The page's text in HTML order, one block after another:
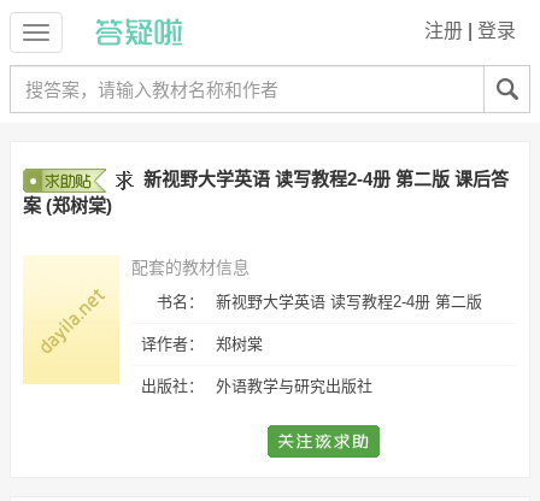
注册 登录
新视野大学英语 读写教程2-4册 第二版 课后答
案 (郑树棠)
配套的教材信息
书名： 新视野大学英语 读写教程2-4册 第二版
译作者： 郑树棠
出版社： 外语教学与研究出版社